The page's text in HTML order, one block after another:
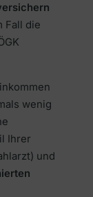
Fall die
wenig
Ihrer
und